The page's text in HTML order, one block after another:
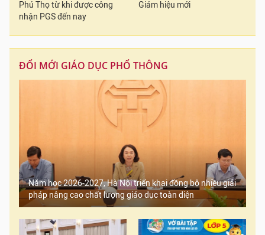
Phú Thọ từ khi được công
nhận PGS đến nay
Giám hiệu mới
ĐỔI MỚI GIÁO DỤC PHỔ THÔNG
Năm học 2026-2027, Hà Nội triển khai đồng bộ nhiều giải
pháp nâng cao chất lượng giáo dục toàn diện